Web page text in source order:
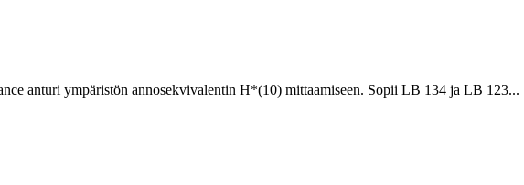
anturi ympäristön annosekvivalentin H*(10) mittaamiseen. Sopii LB 134 ja LB 123...